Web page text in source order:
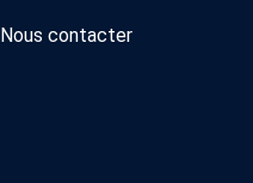
Nous contacter